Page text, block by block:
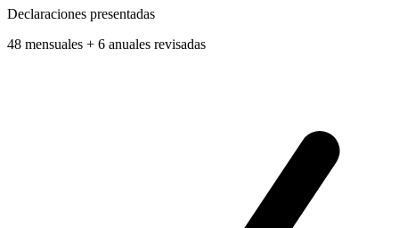
Declaraciones presentadas
48 mensuales + 6 anuales revisadas